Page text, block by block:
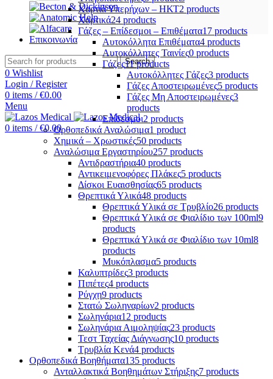
Επικοινωνία
Search
0 Wishlist
Login / Register
0 items / €0.00
Menu
0 items / €0.00
Χαρτιά Υπερήχων – ΗΚΤ2 products
Χαρτικά24 products
Γάζες – Επίδεσμοι – Επιθέματα17 products
Αυτοκόλλητα Επιθέματα4 products
Αυτοκόλλητες Ταινίες0 products
Γάζες11 products
Αυτοκόλλητες Γάζες3 products
Γάζες Αποστειρωμένες5 products
Γάζες Μη Αποστειρωμένες3
products
Επίδεσμοι2 products
Ορθοπεδικά Αναλώσιμα1 product
Χημικά – Χρωστικές50 products
Αναλώσιμα Εργαστηρίου257 products
Αντιδραστήρια40 products
Αντικειμενοφόρες Πλάκες5 products
Δίσκοι Ευαισθησίας65 products
Θρεπτικά Υλικά48 products
Θρεπτικά Υλικά σε Τρυβλίο26 products
Θρεπτικά Υλικά σε Φιαλίδιο των 100ml9
products
Θρεπτικά Υλικά σε Φιαλίδιο των 10ml8
products
Μυκόπλασμα5 products
Καλυπτρίδες3 products
Πιπέτες4 products
Ρύγχη9 products
Στατώ Σωληναρίων2 products
Σωληνάρια12 products
Σωληνάρια Αιμοληψίας23 products
Τεστ Ταχείας Διάγνωσης10 products
Τρυβλία Κενά4 products
Ορθοπεδικά Βοηθήματα135 products
Ανταλλακτικά Βοηθημάτων Στήριξης7 products